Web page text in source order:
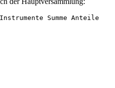
Summe Anteile